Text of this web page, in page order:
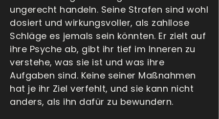
ungerecht handeln. Seine Strafen sind wohl
dosiert und wirkungsvoller, als zahllose
Schläge es jemals sein könnten. Er zielt auf
ihre Psyche ab, gibt ihr tief im Inneren zu
verstehe, was sie ist und was ihre
Aufgaben sind. Keine seiner Maßnahmen
hat je ihr Ziel verfehlt, und sie kann nicht
anders, als ihn dafür zu bewundern.